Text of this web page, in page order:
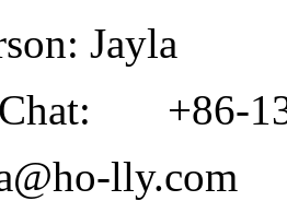
Jayla
+86-
lly.com